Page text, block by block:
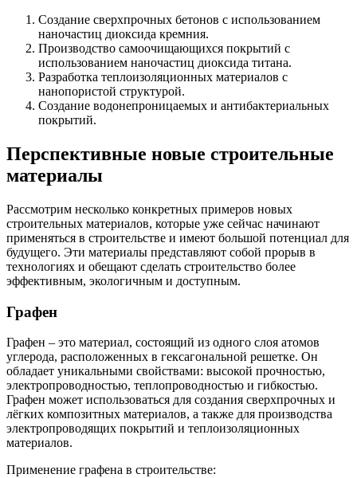
Создание сверхпрочных бетонов с использованием
наночастиц диоксида кремния.
Производство самоочищающихся покрытий с
использованием наночастиц диоксида титана.
Разработка теплоизоляционных материалов с
нанопористой структурой.
Создание водонепроницаемых и антибактериальных
покрытий.
Перспективные новые строительные
материалы
Рассмотрим несколько конкретных примеров новых
строительных материалов, которые уже сейчас начинают
применяться в строительстве и имеют большой потенциал для
будущего. Эти материалы представляют собой прорыв в
технологиях и обещают сделать строительство более
эффективным, экологичным и доступным.
Графен
Графен – это материал, состоящий из одного слоя атомов
углерода, расположенных в гексагональной решетке. Он
обладает уникальными свойствами: высокой прочностью,
электропроводностью, теплопроводностью и гибкостью.
Графен может использоваться для создания сверхпрочных и
лёгких композитных материалов, а также для производства
электропроводящих покрытий и теплоизоляционных
материалов.
Применение графена в строительстве: